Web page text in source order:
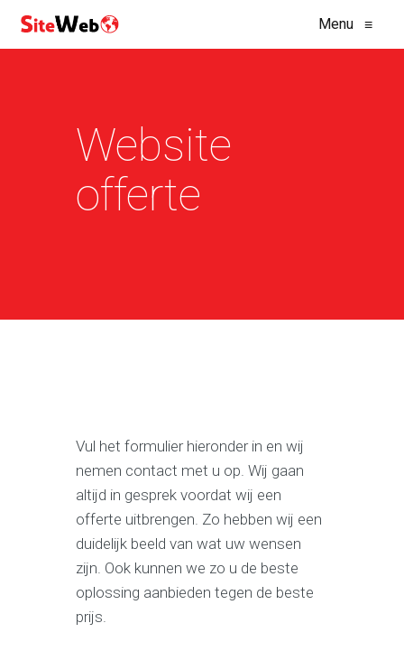
Menu ≡
Website
offerte
Vul het formulier hieronder in en wij
nemen contact met u op. Wij gaan
altijd in gesprek voordat wij een
offerte uitbrengen. Zo hebben wij een
duidelijk beeld van wat uw wensen
zijn. Ook kunnen we zo u de beste
oplossing aanbieden tegen de beste
prijs.